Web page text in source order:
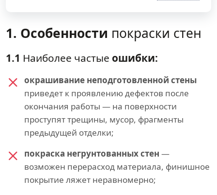
1. Особенности покраски стен
1.1 Наиболее частые ошибки:
окрашивание неподготовленной стены
приведет к проявлению дефектов после
окончания работы — на поверхности
проступят трещины, мусор, фрагменты
предыдущей отделки;
покраска негрунтованных стен —
возможен перерасход материала, финишное
покрытие ляжет неравномерно;